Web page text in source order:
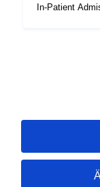
In-Patient